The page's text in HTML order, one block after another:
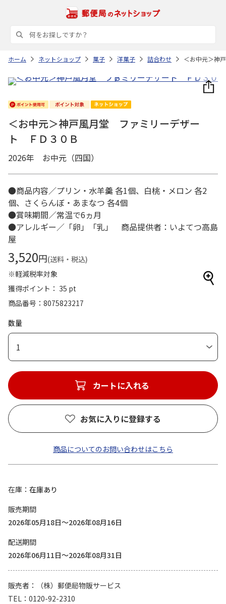
ホーム ネットショップ 菓子 洋菓子 詰合わせ ＜お中元＞神
＜お中元＞神戸風月堂 ファミリーデザー
ト ＦＤ３０Ｂ
2026年 お中元（四国）
●商品内容／プリン・水羊羹 各1個、白桃・メロン 各2
個、さくらんぼ・あまなつ 各4個
●賞味期間／常温で6ヵ月
●アレルギー／「卵」「乳」 商品提供者：いよてつ高島
屋
3,520円(送料・税込)
※軽減税率対象
獲得ポイント： 35 pt
商品番号
8075823217
数量
1
カートに入れる
お気に入りに登録する
商品についてのお問い合わせはこちら
在庫
在庫あり
販売期間
2026年05月18日～2026年08月16日
配送期間
2026年06月11日～2026年08月31日
販売者
（株）郵便局物販サービス
TEL
0120-92-2310